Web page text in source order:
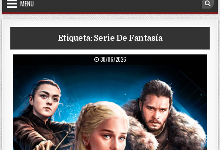
MENU
Etiqueta: Serie De Fantasía
PUBLISHED DATE:
30/06/2026